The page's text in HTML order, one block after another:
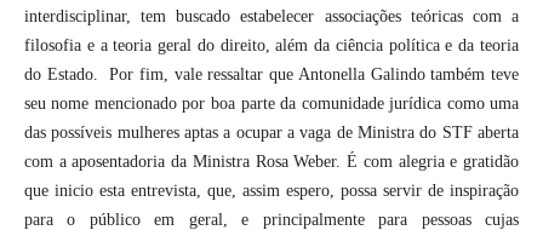
interdisciplinar, tem buscado estabelecer associações teóricas com a
filosofia e a teoria geral do direito, além da ciência política e da teoria
do Estado. Por fim, vale ressaltar que Antonella Galindo também teve
seu nome mencionado por boa parte da comunidade jurídica como uma
das possíveis mulheres aptas a ocupar a vaga de Ministra do STF aberta
com a aposentadoria da Ministra Rosa Weber. É com alegria e gratidão
que inicio esta entrevista, que, assim espero, possa servir de inspiração
para o público em geral, e principalmente para pessoas cujas